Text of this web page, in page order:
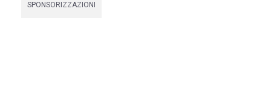
SPONSORIZZAZIONI